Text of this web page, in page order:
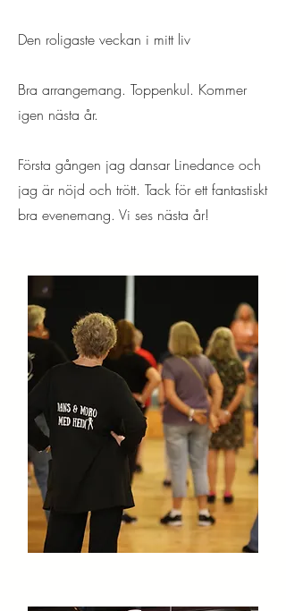
Den roligaste veckan i mitt liv
Bra arrangemang. Toppenkul. Kommer
igen nästa år.
Första gången jag dansar Linedance och
jag är nöjd och trött. Tack för ett fantastiskt
bra evenemang. Vi ses nästa år!